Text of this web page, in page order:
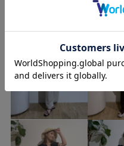
シ
GDK55100 GDM55020
checkshaggy_l3 mefitBAG
RP251014リール着用アイテム
RP25awミラノリブ RP25